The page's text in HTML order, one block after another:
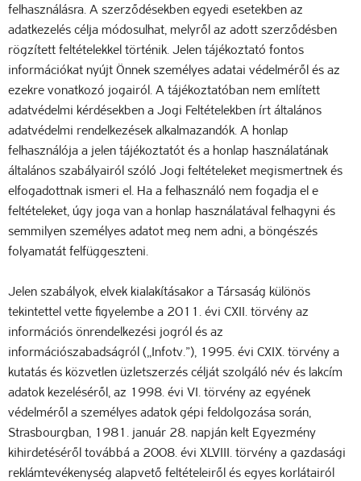
felhasználásra. A szerződésekben egyedi esetekben az
adatkezelés célja módosulhat, melyről az adott szerződésben
rögzített feltételekkel történik. Jelen tájékoztató fontos
információkat nyújt Önnek személyes adatai védelméről és az
ezekre vonatkozó jogairól. A tájékoztatóban nem említett
adatvédelmi kérdésekben a Jogi Feltételekben írt általános
adatvédelmi rendelkezések alkalmazandók. A honlap
felhasználója a jelen tájékoztatót és a honlap használatának
általános szabályairól szóló Jogi feltételeket megismertnek és
elfogadottnak ismeri el. Ha a felhasználó nem fogadja el e
feltételeket, úgy joga van a honlap használatával felhagyni és
semmilyen személyes adatot meg nem adni, a böngészés
folyamatát felfüggeszteni.
Jelen szabályok, elvek kialakításakor a Társaság különös
tekintettel vette figyelembe a 2011. évi CXII. törvény az
információs önrendelkezési jogról és az
információszabadságról („Infotv.”), 1995. évi CXIX. törvény a
kutatás és közvetlen üzletszerzés célját szolgáló név és lakcím
adatok kezeléséről, az 1998. évi VI. törvény az egyének
védelméről a személyes adatok gépi feldolgozása során,
Strasbourgban, 1981. január 28. napján kelt Egyezmény
kihirdetéséről továbbá a 2008. évi XLVIII. törvény a gazdasági
reklámtevékenység alapvető feltételeiről és egyes korlátairól